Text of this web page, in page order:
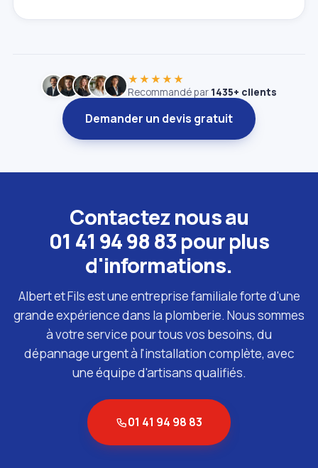
★★★★★
Recommandé par 1435+ clients
Demander un devis gratuit
Contactez nous au
01 41 94 98 83 pour plus
d'informations.
Albert et Fils est une entreprise familiale forte d'une
grande expérience dans la plomberie. Nous sommes
à votre service pour tous vos besoins, du
dépannage urgent à l'installation complète, avec
une équipe d'artisans qualifiés.
01 41 94 98 83